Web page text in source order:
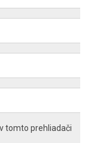
tomto prehliadači